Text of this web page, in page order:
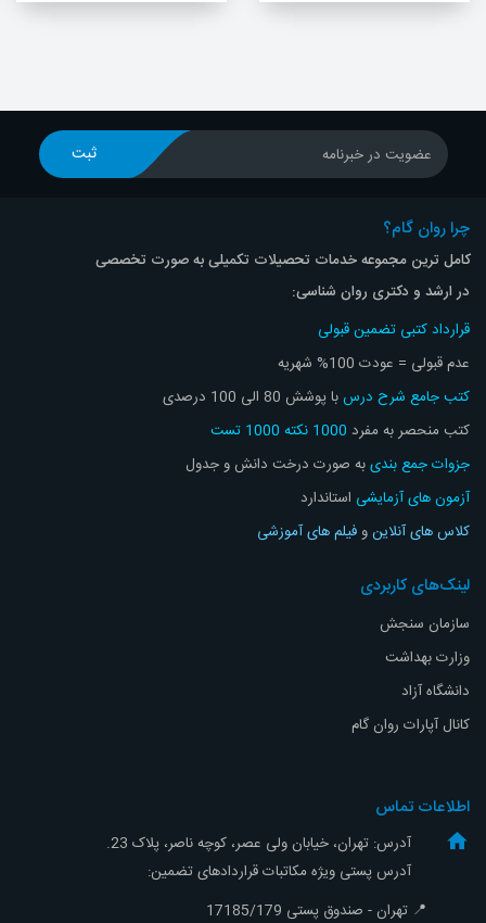
عضویت در خبرنامه ثبت
چرا روان گام؟
کامل ترین مجموعه خدمات تحصیلات تکمیلی به صورت تخصصی
در ارشد و دکتری روان شناسی:
قرارداد کتبی تضمین قبولی
عدم قبولی = عودت 100% شهریه
کتب جامع شرح درسبا پوشش 80 الی 100 درصدی
کتب منحصر به مفرد 1000 نکته 1000 تست
جزوات جمع بندیبه صورت درخت دانش و جدول
آزمون های آزمایشی استاندارد
کلاس های آنلاینو فیلم های آموزشی
لینک‌های کاربردی
سازمان سنجش
وزارت بهداشت
دانشگاه آزاد
کانال آپارات روان گام
اطلاعات تماس
آدرس: تهران، خیابان ولی عصر، کوچه ناصر، پلاک 23.
آدرس پستی ویژه مکاتبات قراردادهای تضمین:
📍 تهران - صندوق پستی 17185/179